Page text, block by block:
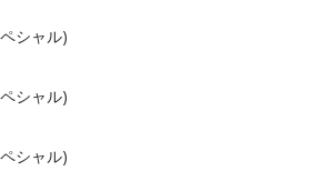
シャル)
シャル)
シャル)